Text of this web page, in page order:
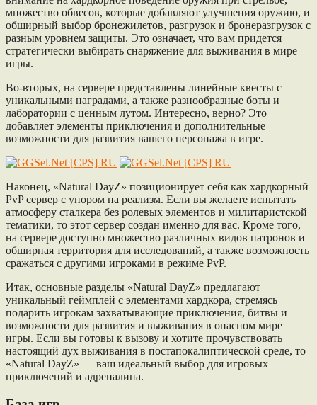
множество обвесов, которые добавляют улучшения оружию, и
обширный выбор бронежилетов, разгрузок и бронеразгрузок с
разным уровнем защиты. Это означает, что вам придется
стратегически выбирать снаряжение для выживания в мире
игры.
Во-вторых, на сервере представлены линейные квесты с
уникальными наградами, а также разнообразные боты и
лаборатории с ценным лутом. Интересно, верно? Это
добавляет элементы приключения и дополнительные
возможности для развития вашего персонажа в игре.
Наконец, «Natural DayZ» позиционирует себя как хардкорный
PvP сервер с упором на реализм. Если вы желаете испытать
атмосферу сталкера без ролевых элементов и милитаристской
тематики, то этот сервер создан именно для вас. Кроме того,
на сервере доступно множество различных видов патронов и
обширная территория для исследований, а также возможность
сражаться с другими игроками в режиме PvP.
Итак, основные разделы «Natural DayZ» предлагают
уникальный геймплей с элементами хардкора, стремясь
подарить игрокам захватывающие приключения, битвы и
возможности для развития и выживания в опасном мире
игры. Если вы готовы к вызову и хотите прочувствовать
настоящий дух выживания в постапокалиптической среде, то
«Natural DayZ» — ваш идеальный выбор для игровых
приключений и адреналина.